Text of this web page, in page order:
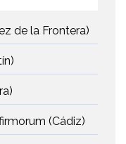
de la Frontera)
(Cádiz)